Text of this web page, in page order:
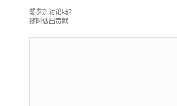
想参加讨论吗?
随时做出贡献!